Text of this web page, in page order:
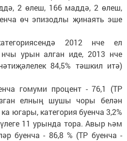
2 өлеш, 166 маддә, 2 өлеш,
өч эпизодлы җинаять эше
2012 нче ел
урын алган иде, 2013 нче
84,5% тәшкил итә)
гомуми процент - 76,1 (ТР
елның шушы чоры белән
югары, категория буенча 3,2%
11 урында тора. Авыр һәм
буенча - 86,8 % (ТР буенча -